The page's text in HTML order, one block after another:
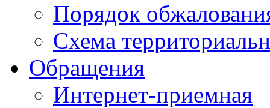
Порядок
Схема
Обращения
Интернет-приемная